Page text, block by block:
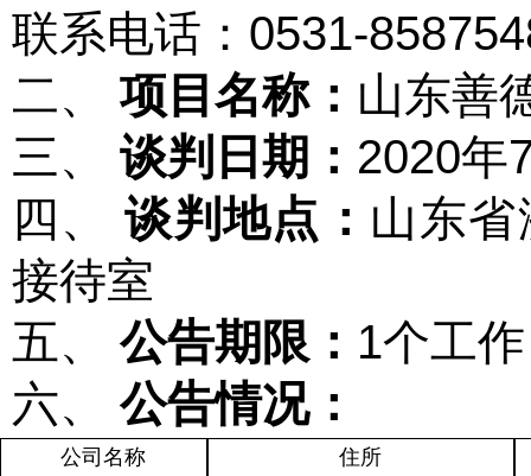
联系电话： 0531-
二、 项目名称： 山东善
三、
谈判日期： 2020年
四、
谈判地点： 山东
接待室
五、
公告期限： 1个工
六、
公告情况：
公司名称 住所